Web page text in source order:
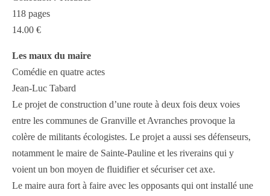
118 pages
14.00 €
Les maux du maire
Comédie en quatre actes
Jean-Luc Tabard
Le projet de construction d’une route à deux fois deux voies
entre les communes de Granville et Avranches provoque la
colère de militants écologistes. Le projet a aussi ses défenseurs,
notamment le maire de Sainte-Pauline et les riverains qui y
voient un bon moyen de fluidifier et sécuriser cet axe.
Le maire aura fort à faire avec les opposants qui ont installé une